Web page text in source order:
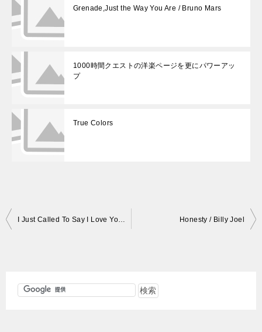
Grenade,Just the Way You Are / Bruno Mars
1000時間クエストの洋楽ページを更にパワーアッ
プ
True Colors
投
Honesty / Billy Joel